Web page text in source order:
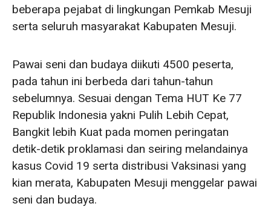
beberapa pejabat di lingkungan Pemkab Mesuji
serta seluruh masyarakat Kabupaten Mesuji.
Pawai seni dan budaya diikuti 4500 peserta,
pada tahun ini berbeda dari tahun-tahun
sebelumnya. Sesuai dengan Tema HUT Ke 77
Republik Indonesia yakni Pulih Lebih Cepat,
Bangkit lebih Kuat pada momen peringatan
detik-detik proklamasi dan seiring melandainya
kasus Covid 19 serta distribusi Vaksinasi yang
kian merata, Kabupaten Mesuji menggelar pawai
seni dan budaya.